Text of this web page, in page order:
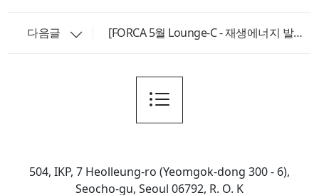
다음글 [FORCA 5월 Lounge-C - 재생에너지 발전소 견학 프로그램 후기]
504, IKP, 7 Heolleung-ro (Yeomgok-dong 300 - 6),
Seocho-gu, Seoul 06792, R. O. K